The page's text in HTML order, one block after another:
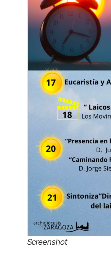
Screenshot